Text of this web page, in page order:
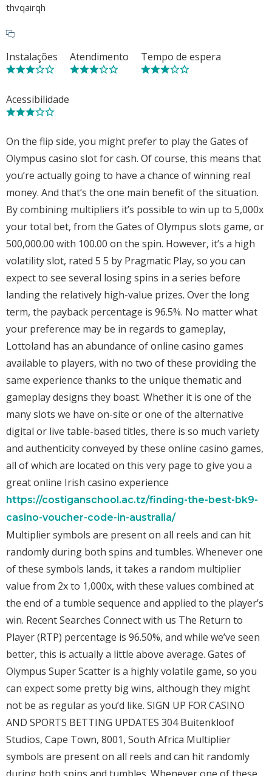
thvqairqh
Instalações Atendimento Tempo de espera
Acessibilidade
On the flip side, you might prefer to play the Gates of
Olympus casino slot for cash. Of course, this means that
you’re actually going to have a chance of winning real
money. And that’s the one main benefit of the situation.
By combining multipliers it’s possible to win up to 5,000x
your total bet, from the Gates of Olympus slots game, or
500,000.00 with 100.00 on the spin. However, it’s a high
volatility slot, rated 5 5 by Pragmatic Play, so you can
expect to see several losing spins in a series before
landing the relatively high-value prizes. Over the long
term, the payback percentage is 96.5%. No matter what
your preference may be in regards to gameplay,
Lottoland has an abundance of online casino games
available to players, with no two of these providing the
same experience thanks to the unique thematic and
gameplay designs they boast. Whether it is one of the
many slots we have on-site or one of the alternative
digital or live table-based titles, there is so much variety
and authenticity conveyed by these online casino games,
all of which are located on this very page to give you a
great online Irish casino experience
https://costiganschool.ac.tz/finding-the-best-bk9-
casino-voucher-code-in-australia/
Multiplier symbols are present on all reels and can hit
randomly during both spins and tumbles. Whenever one
of these symbols lands, it takes a random multiplier
value from 2x to 1,000x, with these values combined at
the end of a tumble sequence and applied to the player’s
win. Recent Searches Connect with us The Return to
Player (RTP) percentage is 96.50%, and while we’ve seen
better, this is actually a little above average. Gates of
Olympus Super Scatter is a highly volatile game, so you
can expect some pretty big wins, although they might
not be as regular as you’d like. SIGN UP FOR CASINO
AND SPORTS BETTING UPDATES 304 Buitenkloof
Studios, Cape Town, 8001, South Africa Multiplier
symbols are present on all reels and can hit randomly